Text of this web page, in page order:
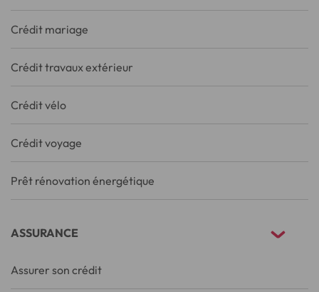
Crédit mariage
Crédit travaux extérieur
Crédit vélo
Crédit voyage
Prêt rénovation énergétique
ASSURANCE
Assurer son crédit